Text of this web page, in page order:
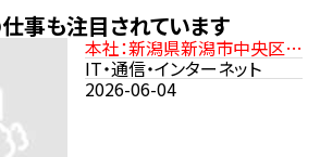
事も注目されています
本社：新潟県新潟市中央区沼
垂東2-11-21 JR信越本線
「新潟駅」より徒歩15分
IT・通信・インターネット
2026-06-04